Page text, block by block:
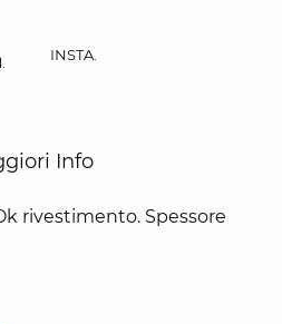
INSTA.
Info
rivestimento. Spessore